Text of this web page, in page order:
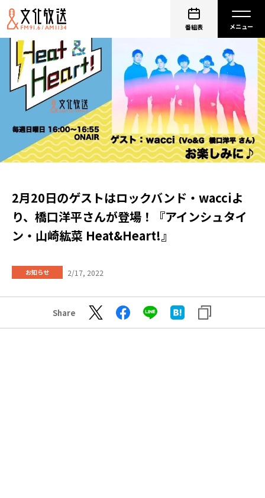
番組表
2月20日のゲストはロックバンド・wacciよ
り、橋口洋平さんが登場！『アインシュタイ
ン・山崎紘菜 Heat&Heart!』
お知らせ 2/17, 2022
Share